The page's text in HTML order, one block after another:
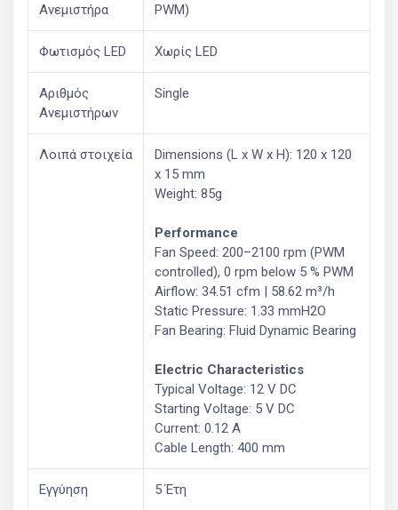
Ανεμιστήρα
PWM)
Φωτισμός LED Χωρίς LED
Αριθμός
Ανεμιστήρων
Single
Λοιπά στοιχεία
Dimensions (L x W x H): 120 x 120
x 15 mm
Weight: 85g
Performance
Fan Speed: 200–2100 rpm (PWM
controlled), 0 rpm below 5 % PWM
Airflow: 34.51 cfm | 58.62 m³/h
Static Pressure: 1.33 mmH2O
Fan Bearing: Fluid Dynamic Bearing
Electric Characteristics
Typical Voltage: 12 V DC
Starting Voltage: 5 V DC
Current: 0.12 A
Cable Length: 400 mm
Εγγύηση 5 Έτη